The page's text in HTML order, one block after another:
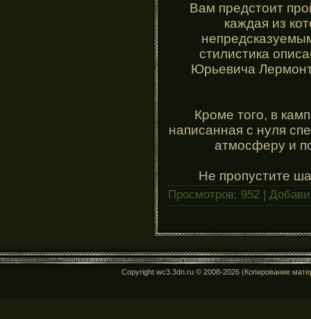
Вам предстоит
каждая из
стилистика
Юрьевича
Кроме того, в
написанная с нуля
атмосферу и
Не пропустите
Просмотров: 952 |
Copyright wc3.3dn.ru © 2008-2026 (Копирование